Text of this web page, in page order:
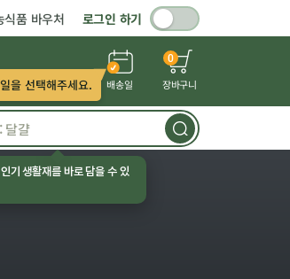
식품 바우처 로그인 하기
배송일
을 선택해주세요.
0
장바구니
기 생활재를 바로 담을 수 있